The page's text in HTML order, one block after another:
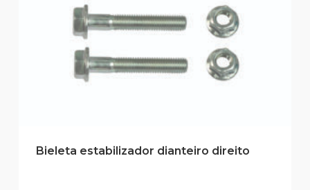
Bieleta estabilizador dianteiro direito